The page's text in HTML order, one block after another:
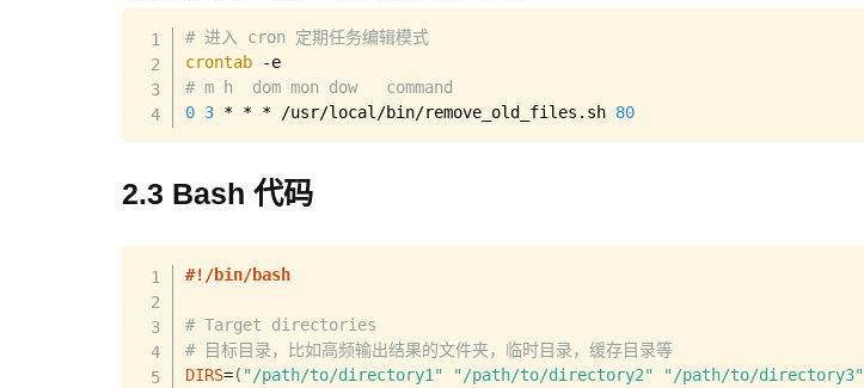
# 进入 cron 定期任务编辑模式
crontab
# m h  dom mon dow   command
0 3 * * * /usr/local/bin/remove_old_files.sh 80
2.3 Bash 代码
#!/bin/bash
# Target directories
# 目标目录，比如高频输出结果的文件夹，临时目录，缓存目录等
DIRS=( "/path/to/directory1" "/path/to/directory2" "/path/to/directory3"